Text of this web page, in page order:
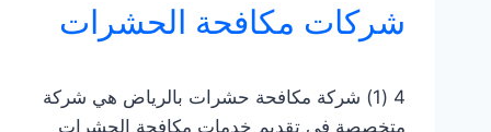
شركات مكافحة الحشرات
4 (1) شركة مكافحة حشرات بالرياض هي شركة
متخصصة في تقديم خدمات مكافحة الحشرات